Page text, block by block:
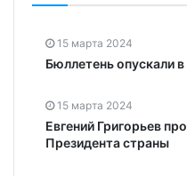
15 марта 2024
Бюллетень опускали
15 марта 2024
Евгений Григорьев
Президента страны